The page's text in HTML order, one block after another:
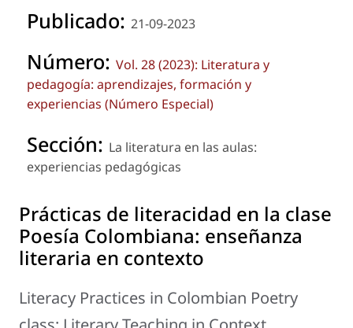
Publicado: 21-09-2023
Número: Vol. 28 (2023): Literatura y
pedagogía: aprendizajes, formación y
experiencias (Número Especial)
Sección: La literatura en las aulas:
experiencias pedagógicas
Prácticas de literacidad en la clase
Poesía Colombiana: enseñanza
literaria en contexto
Literacy Practices in Colombian Poetry